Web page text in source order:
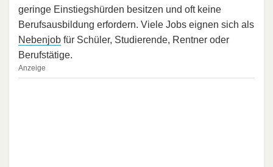
geringe Einstiegshürden besitzen und oft keine
Berufsausbildung erfordern. Viele Jobs eignen sich als
Nebenjob für Schüler, Studierende, Rentner oder
Berufstätige.
Anzeige